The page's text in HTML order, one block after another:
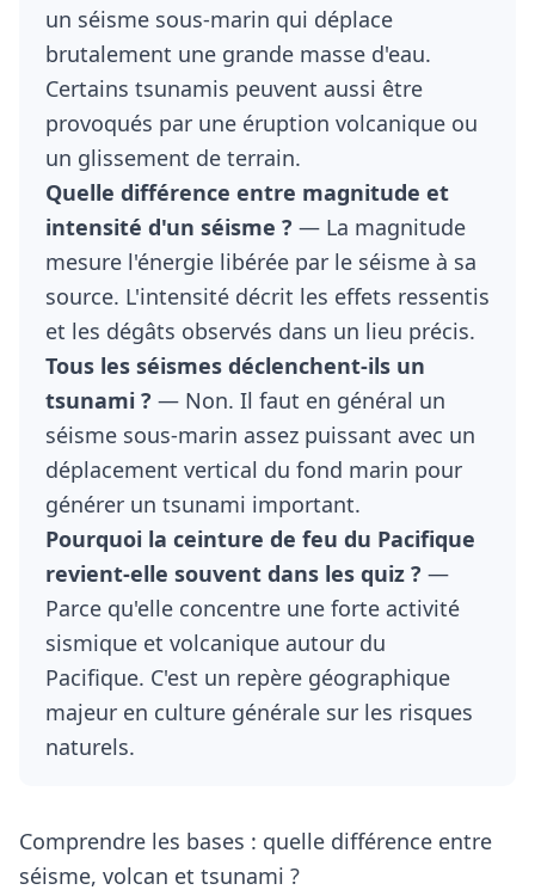
un séisme sous-marin qui déplace
brutalement une grande masse d'eau.
Certains tsunamis peuvent aussi être
provoqués par une éruption volcanique ou
un glissement de terrain.
Quelle différence entre magnitude et
intensité d'un séisme ? — La magnitude
mesure l'énergie libérée par le séisme à sa
source. L'intensité décrit les effets ressentis
et les dégâts observés dans un lieu précis.
Tous les séismes déclenchent-ils un
tsunami ? — Non. Il faut en général un
séisme sous-marin assez puissant avec un
déplacement vertical du fond marin pour
générer un tsunami important.
Pourquoi la ceinture de feu du Pacifique
revient-elle souvent dans les quiz ? —
Parce qu'elle concentre une forte activité
sismique et volcanique autour du
Pacifique. C'est un repère géographique
majeur en culture générale sur les risques
naturels.
Comprendre les bases : quelle différence entre
séisme, volcan et tsunami ?